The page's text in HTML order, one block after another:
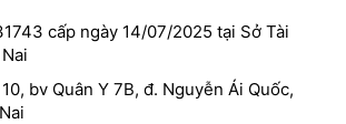
cấp ngày 14/07/2025 tại Sở Tài
bv Quân Y 7B, đ. Nguyễn Ái Quốc,